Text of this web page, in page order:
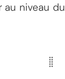
au niveau du